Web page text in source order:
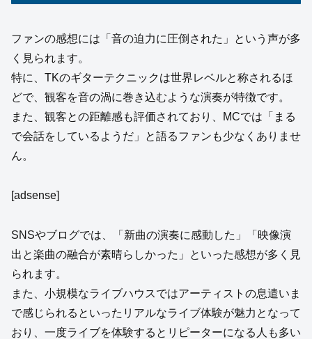
ファンの感想には「音の迫力に圧倒された」という声が多
く見られます。
特に、TKのギターテクニックは世界レベルと称されるほ
どで、観客を音の渦に巻き込むような演奏が特徴です。
また、観客との距離感も評価されており、MCでは「まる
で会話をしているようだ」と語るファンも少なくありませ
ん。
[adsense]
SNSやブログでは、「新曲の演奏に感動した」「映像演
出と楽曲の融合が素晴らしかった」といった感想が多く見
られます。
また、小規模なライブハウスではアーティストの息遣いま
で感じられるといったリアルなライブ体験が魅力となって
おり、一度ライブを体験するとリピーターになる人も多い